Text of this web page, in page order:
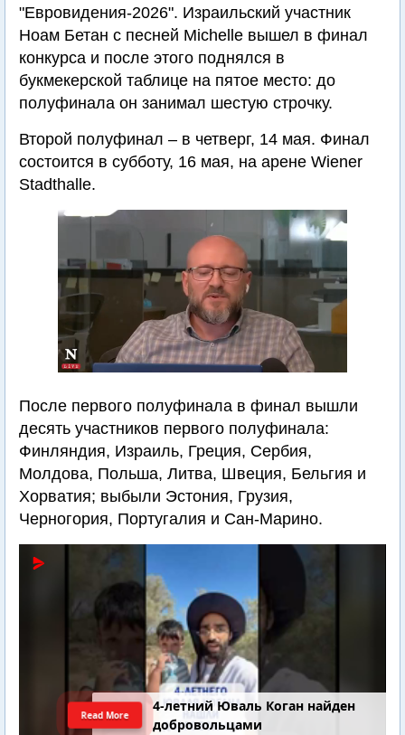
"Евровидения-2026". Израильский участник
Ноам Бетан с песней Michelle вышел в финал
конкурса и после этого поднялся в
букмекерской таблице на пятое место: до
полуфинала он занимал шестую строчку.
Второй полуфинал – в четверг, 14 мая. Финал
состоится в субботу, 16 мая, на арене Wiener
Stadthalle.
После первого полуфинала в финал вышли
десять участников первого полуфинала:
Финляндия, Израиль, Греция, Сербия,
Молдова, Польша, Литва, Швеция, Бельгия и
Хорватия; выбыли Эстония, Грузия,
Черногория, Португалия и Сан-Марино.
4-летний Юваль Коган найден
добровольцами
Read More